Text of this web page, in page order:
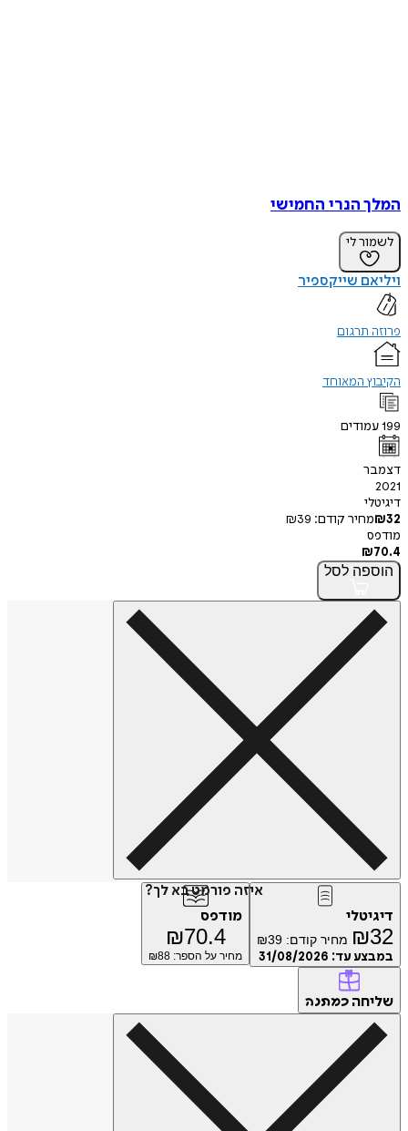
המלך הנרי החמישי
לשמור לי
ויליאם שייקספיר
פרוזה תרגום
הקיבוץ המאוחד
199עמודים
דצמבר
2021
דיגיטלי
₪32 מחיר קודם: ₪39
מודפס
₪70.4
הוספה לסל
איזה פורמט בא לך?
דיגיטלי
₪32 מחיר קודם: ₪39
במבצע עד: 31/08/2026
מודפס
₪70.4
מחיר על הספר: ₪ 88
שליחה כמתנה